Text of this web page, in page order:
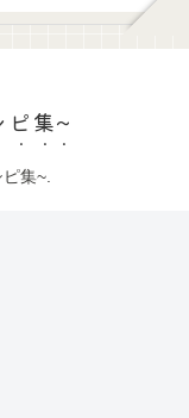
集~
集~.